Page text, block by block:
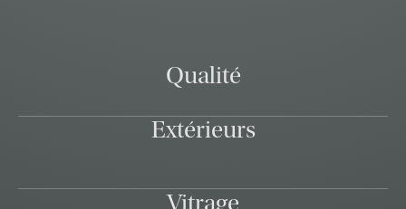
Qualité
Extérieurs
Vitrage